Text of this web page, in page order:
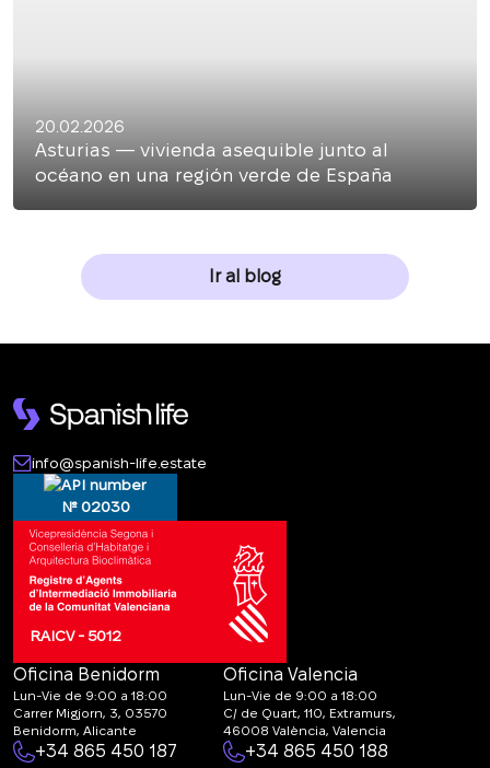
20.02.2026
Asturias — vivienda asequible junto al
océano en una región verde de España
Ir al blog
info@spanish-life.estate
№ 02030
RAICV - 5012
Oficina Benidorm
Lun-Vie de 9:00 a 18:00
Carrer Migjorn, 3, 03570
Benidorm, Alicante
+34 865 450 187
Oficina Valencia
Lun-Vie de 9:00 a 18:00
C/ de Quart, 110, Extramurs,
46008 València, Valencia
+34 865 450 188